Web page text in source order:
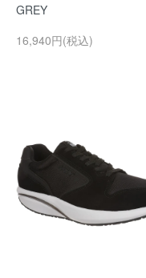
GREY
16,940円(税込)